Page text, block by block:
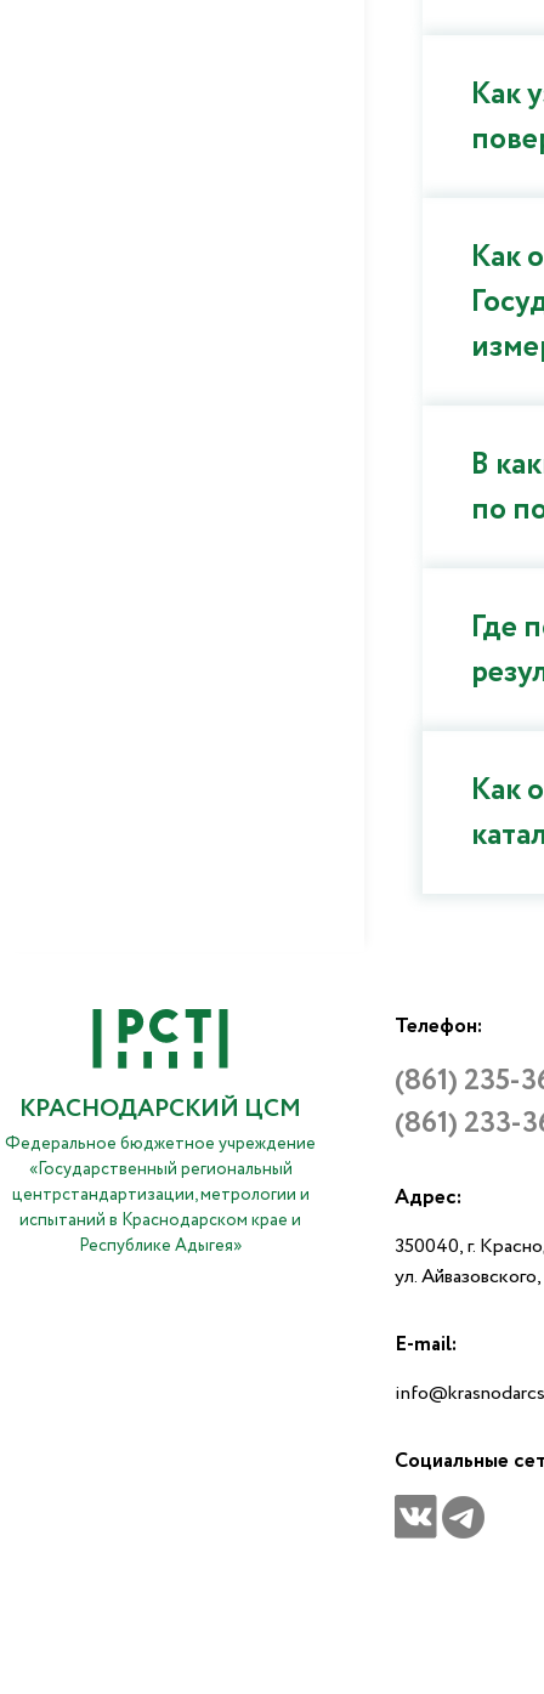
Как
Как
В
по
Где
Как
КРАСНОДАРСКИЙ ЦСМ
Федеральное бюджетное учреждение
«Государственный региональный
центрстандартизации, метрологии и
испытаний в Краснодарском крае и
Республике Адыгея»
Телефон:
(861) 235-
(861) 233-
Адрес:
350040, г.
ул.
E-mail:
Социальные